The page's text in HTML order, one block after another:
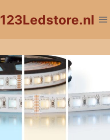
123Ledstore.nl